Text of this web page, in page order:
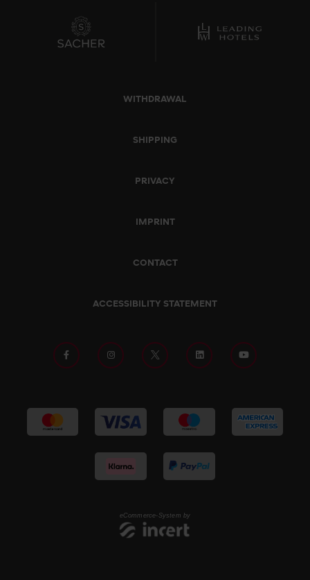
WITHDRAWAL
SHIPPING
PRIVACY
IMPRINT
CONTACT
ACCESSIBILITY STATEMENT
eCommerce-System by